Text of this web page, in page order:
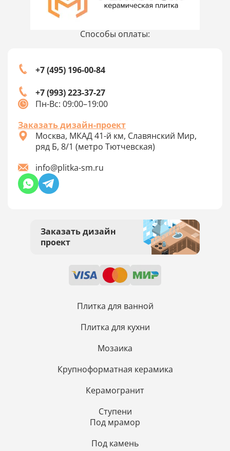
Способы оплаты:
Плитка для ванной
Плитка для кухни
Мозаика
Крупноформатная керамика
Керамогранит
Ступени
Под мрамор
Под камень
Заказать дизайн
проект
+7 (495) 196-00-84
+7 (993) 223-37-27
Пн-Вс: 09:00–19:00
Заказать дизайн-проект
Москва, МКАД 41-й км, Славянский Мир,
ряд Б, 8/1 (метро Тютчевская)
info@plitka-sm.ru